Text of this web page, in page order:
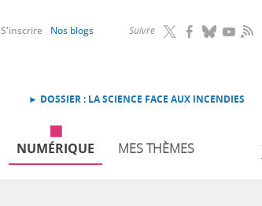
Suivre RSS
S'inscrire Nos blogs
► DOSSIER : LA SCIENCE FACE AUX INCENDIES
NUMÉRIQUE MES THÈMES